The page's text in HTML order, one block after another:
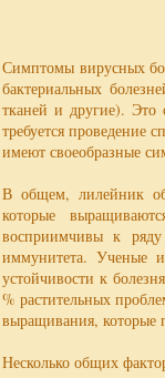
Симптомы вирусных
бактериальных
тканей и другие). Это
требуется проведение
имеют своеобразные
В общем, лилейник
которые
восприимчивы к
иммунитета. Ученые
устойчивости к
% растительных
выращивания, которые
Несколько общих